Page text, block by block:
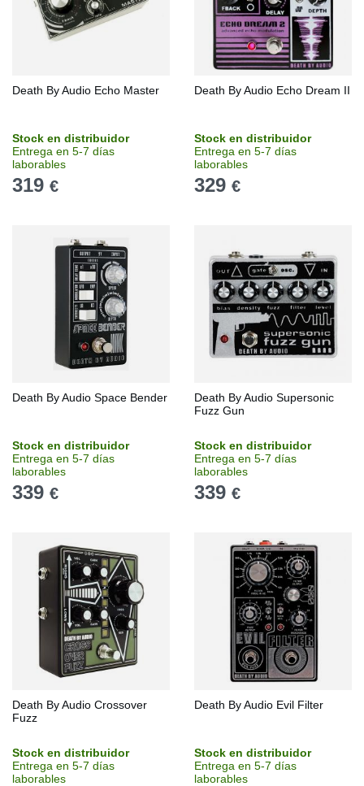
Death By Audio Echo Master
Stock en distribuidor
Entrega en 5-7 días
laborables
319 €
Death By Audio Echo Dream II
Stock en distribuidor
Entrega en 5-7 días
laborables
329 €
Death By Audio Space Bender
Stock en distribuidor
Entrega en 5-7 días
laborables
339 €
Death By Audio Supersonic
Fuzz Gun
Stock en distribuidor
Entrega en 5-7 días
laborables
339 €
Death By Audio Crossover
Fuzz
Stock en distribuidor
Entrega en 5-7 días
laborables
Death By Audio Evil Filter
Stock en distribuidor
Entrega en 5-7 días
laborables